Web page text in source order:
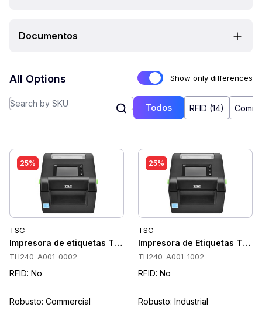
Documentos
Show only differences
All Options
Todos RFID (14)
25%
TSC
Impresora de etiquetas TSC TH240T 203 x 203 DPI, 203
TH240-A001-0002
RFID: No
Robusto: Commercial
25%
TSC
Impresora de Etiquetas TSC
TH240-A001-1002
RFID: No
Robusto: Industrial